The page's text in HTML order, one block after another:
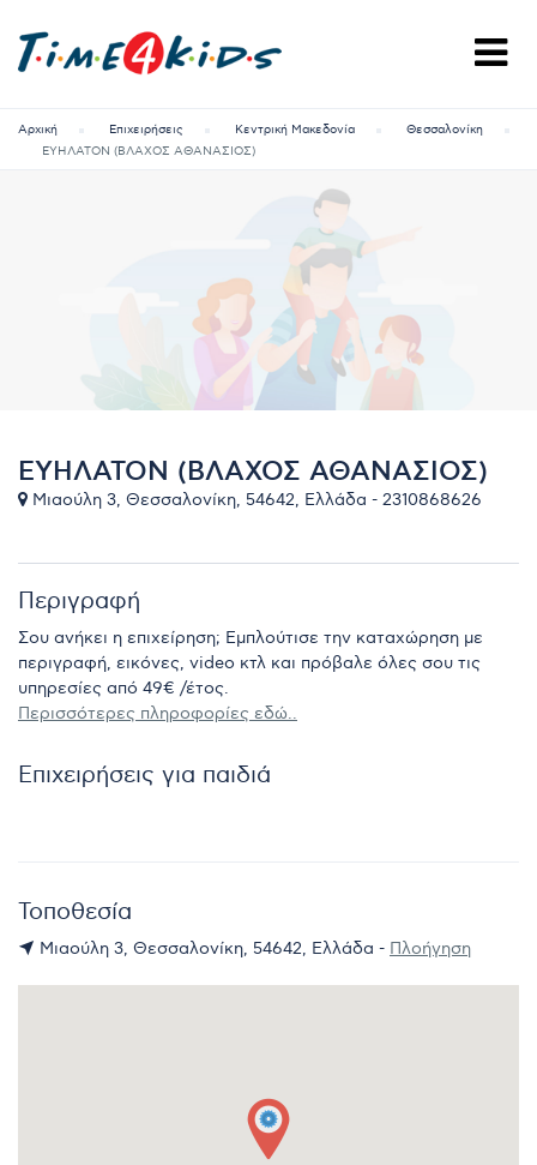
Αρχική Επιχειρήσεις Κεντρική Μακεδονία
Θεσσαλονίκη
ΕΥΗΛΑΤΟΝ (ΒΛΑΧΟΣ ΑΘΑΝΑΣΙΟΣ)
ΕΥΗΛΑΤΟΝ (ΒΛΑΧΟΣ ΑΘΑΝΑΣΙΟΣ)
Μιαούλη 3, Θεσσαλονίκη, 54642, Ελλάδα - 2310868626
Περιγραφή
Σου ανήκει η επιχείρηση; Εμπλούτισε την καταχώρηση με
περιγραφή, εικόνες, video κτλ και πρόβαλε όλες σου τις
υπηρεσίες από 49€ /έτος.
Περισσότερες πληροφορίες εδώ..
Επιχειρήσεις για παιδιά
Τοποθεσία
Μιαούλη 3, Θεσσαλονίκη, 54642, Ελλάδα - Πλοήγηση